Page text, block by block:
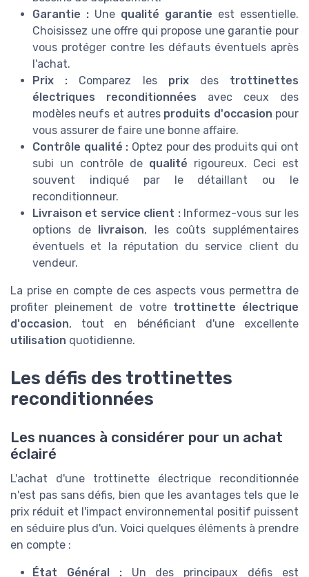
Garantie : Une qualité garantie est essentielle.
Choisissez une offre qui propose une garantie pour
vous protéger contre les défauts éventuels après
l'achat.
Prix : Comparez les prixdes trottinettes
électriques reconditionnées avec ceux des
modèles neufs et autres produits d'occasion pour
vous assurer de faire une bonne affaire.
Contrôle qualité : Optez pour des produits qui ont
subi un contrôle de qualité rigoureux. Ceci est
souvent indiqué par le détaillant ou le
reconditionneur.
Livraison et service client :Informez-vous sur les
options de
livraison, les coûts supplémentaires
éventuels et la réputation du service client du
vendeur.
La prise en compte de ces aspects vous permettra de
profiter pleinement de votre trottinette électrique
d'occasion, tout en bénéficiant d'une excellente
utilisation quotidienne.
Les défis des trottinettes
reconditionnées
Les nuances à considérer pour un achat
éclairé
L'achat d'une trottinette électrique reconditionnée
n'est pas sans défis, bien que les avantages tels que le
prix réduit et l'impact environnemental positif puissent
en séduire plus d'un. Voici quelques éléments à prendre
en compte :
État Général :Un des principaux défis est